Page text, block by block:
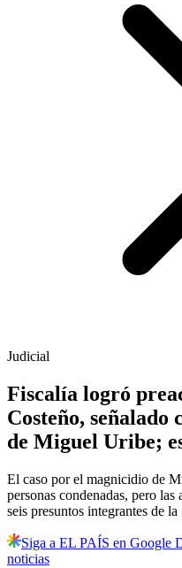
Judicial
Fiscalía logró
Costeño,
de Miguel Uribe;
El caso por el magnicidio de
personas condenadas, pero las
seis presuntos integrantes de
Siga a EL PAÍS en Google
noticias